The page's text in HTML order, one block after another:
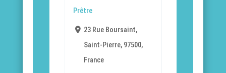
Prêtre
23 Rue Boursaint,
Saint-Pierre, 97500,
France